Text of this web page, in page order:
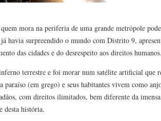
mora na periferia de uma grande metrópole
surpreendido o mundo com Distrito 9,
das cidades e do desrespeito aos direitos humanos.
terrestre e foi morar num satélite artificial que
(em grego) e seus habitantes vivem como
com direitos ilimitados, bem diferente da
desta história.